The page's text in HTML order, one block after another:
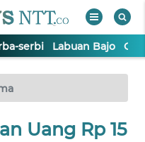
serbi Labuan Bajo
Uang Rp 15